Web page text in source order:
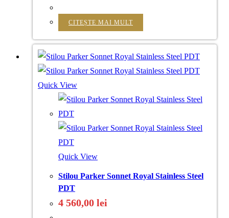
CITEȘTE MAI MULT
Quick View
Quick View
Stilou Parker Sonnet Royal Stainless Steel
PDT
4 560,00 lei